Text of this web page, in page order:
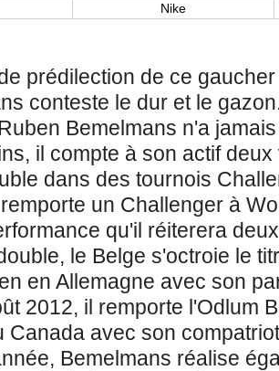
Nike
prédilection de ce
conteste le dur et le
Bemelmans n'a
il compte à son actif
dans des tournois
un Challenger à
qu'il réiterera
le Belge s'octroie le
en Allemagne avec son
2012, il remporte l'Odlum
Canada avec son
Bemelmans réalise